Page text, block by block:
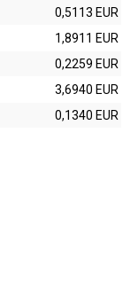
0,5113 EUR
1,8911 EUR
0,2259 EUR
3,6940 EUR
0,1340 EUR